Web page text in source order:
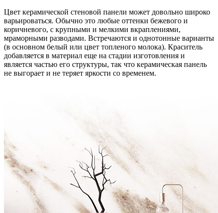
Цвет керамической стеновой панели может довольно широко
варьироваться. Обычно это любые оттенки бежевого и
коричневого, с крупными и мелкими вкраплениями,
мраморными разводами. Встречаются и однотонные варианты
(в основном белый или цвет топленого молока). Краситель
добавляется в материал еще на стадии изготовления и
является частью его структуры, так что керамическая панель
не выгорает и не теряет яркости со временем.